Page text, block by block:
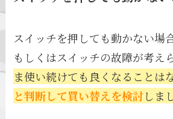
スイッチを押しても動かない場
もしくはスイッチの故障が考え
ま使い続けても良くなることは
と判断して買い替えを検討しま